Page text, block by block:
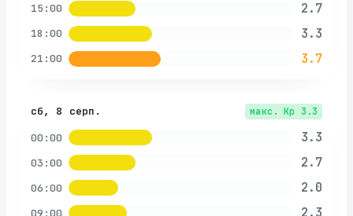
15:00 2.7
18:00 3.3
21:00 3.7
сб, 8 серп. макс. Kp 3.3
00:00 3.3
03:00 2.7
06:00 2.0
09:00 2.3